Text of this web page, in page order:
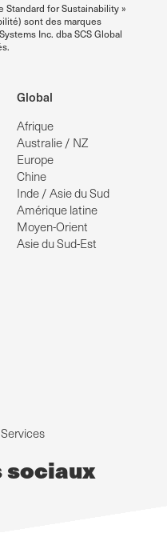
for Sustainability »
sont des marques
Inc. dba SCS Global
Global
Afrique
Australie / NZ
Europe
Chine
Inde / Asie du Sud
Amérique latine
Moyen-Orient
Asie du Sud-Est
sociaux